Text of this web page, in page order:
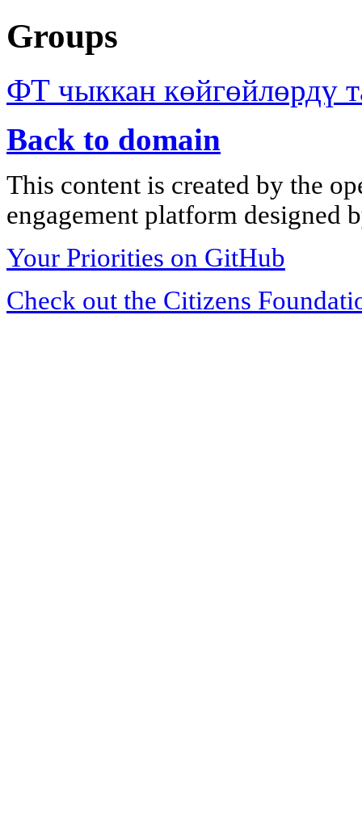
Groups
ФТ чыккан көйгөйлөрдү
Back to domain
This content is created by the
engagement platform designed
Your Priorities on GitHub
Check out the Citizens